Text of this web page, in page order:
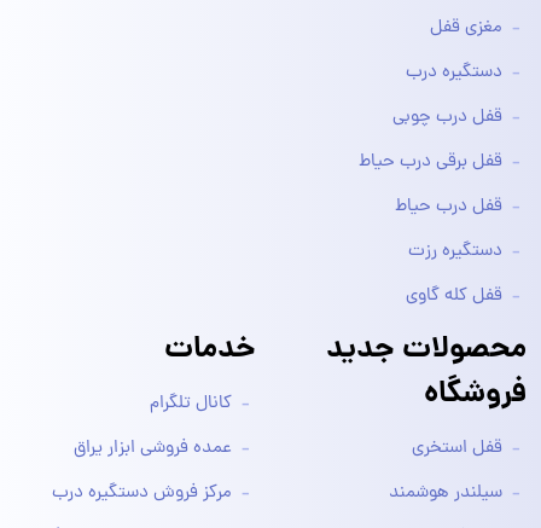
مغزی قفل
دستگیره درب
قفل درب چوبی
قفل برقی درب حیاط
قفل درب حیاط
دستگیره رزت
قفل کله گاوی
محصولات جدید
فروشگاه
قفل استخری
سیلندر هوشمند
خدمات
کانال تلگرام
عمده فروشی ابزار یراق
مرکز فروش دستگیره درب